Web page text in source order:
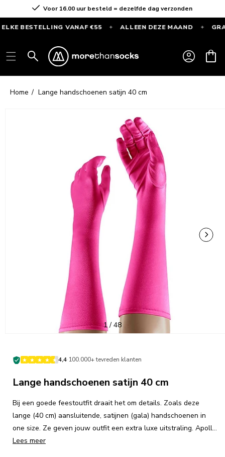
Skip to
Voor 16.00 uur besteld = dezelfde dag verzonden
BESTELLING VANAF €55 ✦ ALLEEN DEZE MAAND ✦
SPORTSOKKEN
bij
elke
bestelling
Log
in
Cart
Home Lange handschoenen satijn 40 cm
1 / of
48
4,4·100.000+ tevreden klanten
Lange handschoenen satijn 40 cm
Bij een goede feestoutfit draait het om details. Zoals deze
lange (40 cm) aansluitende, satijnen (gala) handschoenen in
one size. Ze geven jouw outfit een extra luxe uitstraling. Apollo
party. Get the party started.
Lees meer